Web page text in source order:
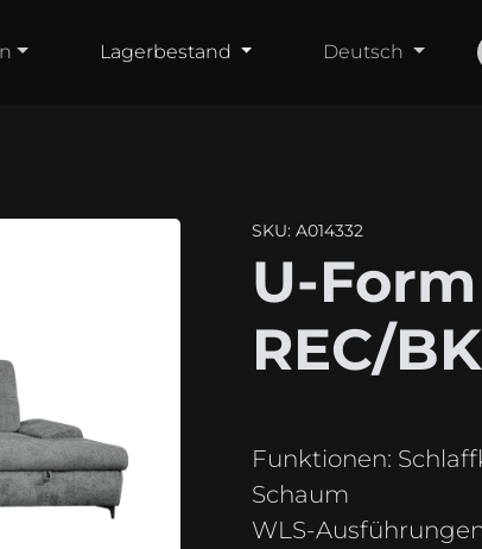
Lagerbestand Deutsch
SKU: A014332
U-
REC/
Funktionen:
Schaum
WLS-